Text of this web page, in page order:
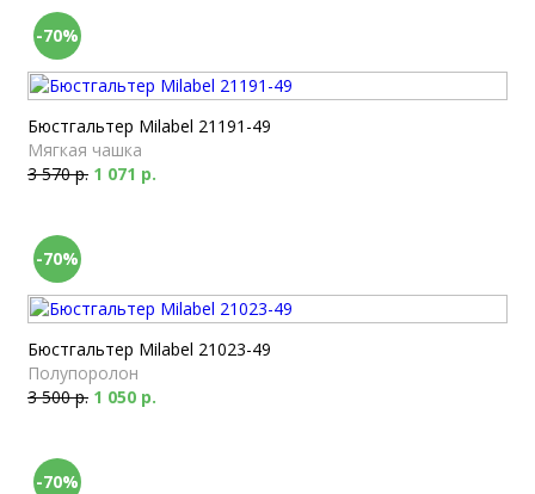
-70%
Бюстгальтер Milabel 21191-49
Мягкая чашка
3 570 р. 1 071 р.
-70%
Бюстгальтер Milabel 21023-49
Полупоролон
3 500 р. 1 050 р.
-70%